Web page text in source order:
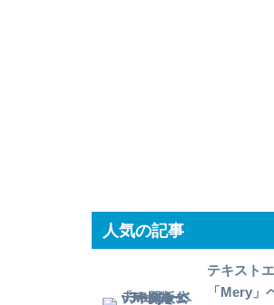
人気の記事
テキスト
「Mery」